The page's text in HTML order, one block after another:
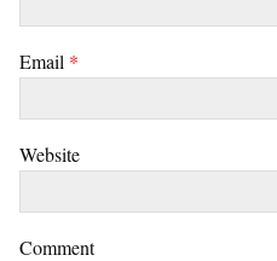
Email *
Website
Comment